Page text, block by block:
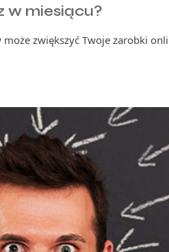
w miesiącu?
zwiększyć Twoje zarobki